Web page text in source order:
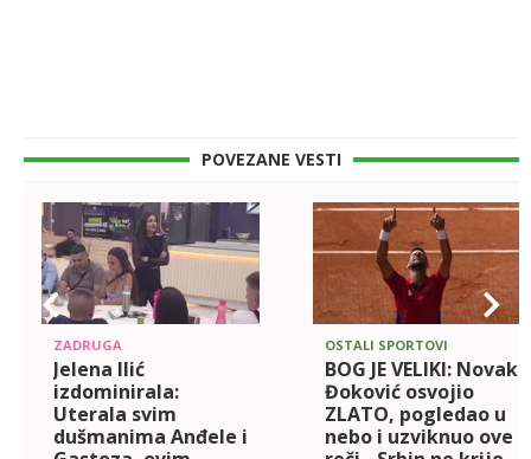
POVEZANE VESTI
ZADRUGA
Jelena Ilić
izdominirala:
Uterala svim
dušmanima Anđele i
OSTALI SPORTOVI
BOG JE VELIKI: Novak
Đoković osvojio
ZLATO, pogledao u
nebo i uzviknuo ove